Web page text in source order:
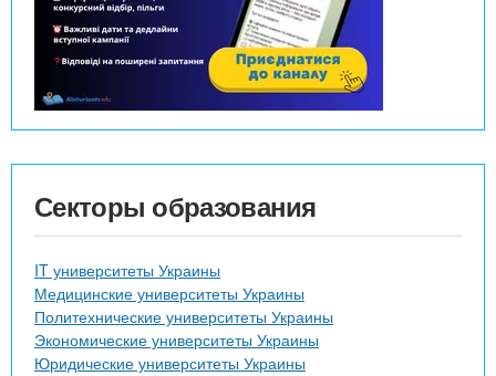
Секторы образования
IT университеты Украины
Медицинские университеты Украины
Политехнические университеты Украины
Экономические университеты Украины
Юридические университеты Украины